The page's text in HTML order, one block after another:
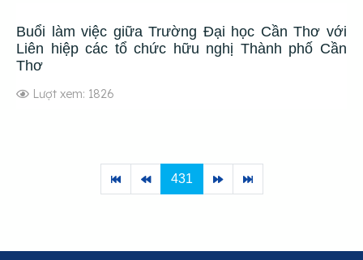
Buổi làm việc giữa Trường Đại học Cần Thơ với
Liên hiệp các tổ chức hữu nghị Thành phố Cần
Thơ
Lượt xem: 1826
431